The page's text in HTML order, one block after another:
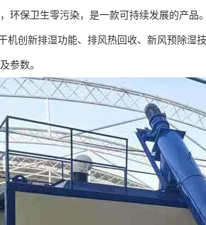
环保卫生零污染，是一款可持续发展的产品。
机创新排湿功能、排风热回收、新风预除湿
参数。